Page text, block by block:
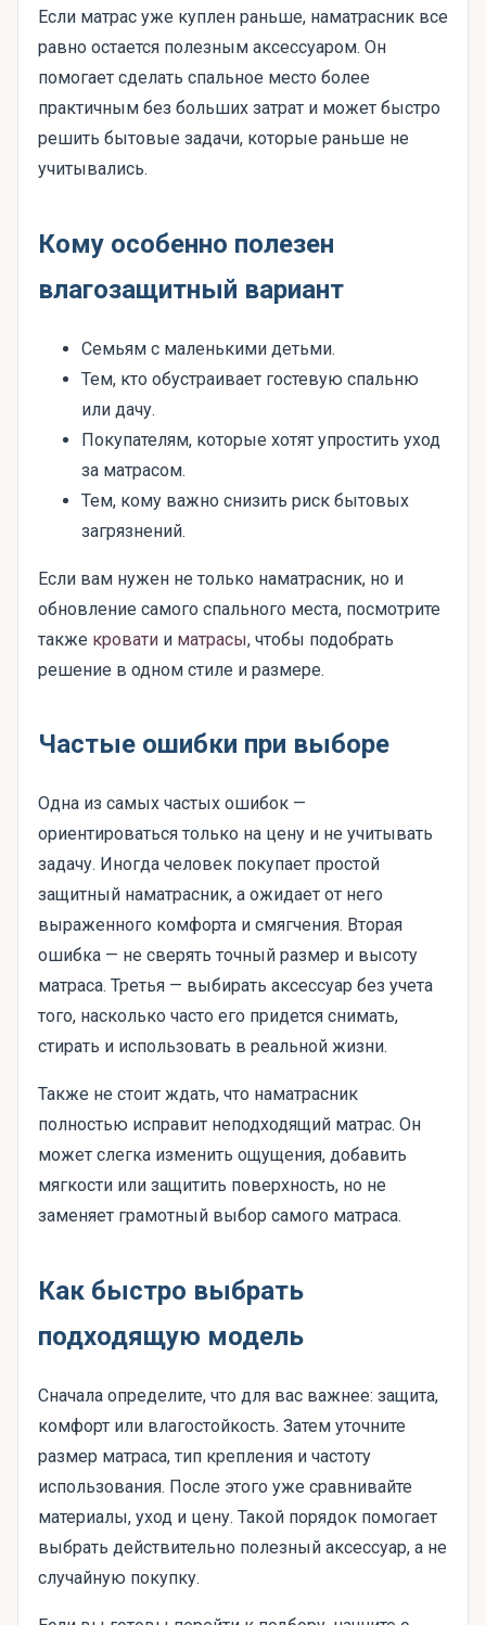
Если матрас уже куплен раньше, наматрасник все
равно остается полезным аксессуаром. Он
помогает сделать спальное место более
практичным без больших затрат и может быстро
решить бытовые задачи, которые раньше не
учитывались.
Кому особенно полезен
влагозащитный вариант
Семьям с маленькими детьми.
Тем, кто обустраивает гостевую спальню
или дачу.
Покупателям, которые хотят упростить уход
за матрасом.
Тем, кому важно снизить риск бытовых
загрязнений.
Если вам нужен не только наматрасник, но и
обновление самого спального места, посмотрите
также кровати и матрасы, чтобы подобрать
решение в одном стиле и размере.
Частые ошибки при выборе
Одна из самых частых ошибок —
ориентироваться только на цену и не учитывать
задачу. Иногда человек покупает простой
защитный наматрасник, а ожидает от него
выраженного комфорта и смягчения. Вторая
ошибка — не сверять точный размер и высоту
матраса. Третья — выбирать аксессуар без учета
того, насколько часто его придется снимать,
стирать и использовать в реальной жизни.
Также не стоит ждать, что наматрасник
полностью исправит неподходящий матрас. Он
может слегка изменить ощущения, добавить
мягкости или защитить поверхность, но не
заменяет грамотный выбор самого матраса.
Как быстро выбрать
подходящую модель
Сначала определите, что для вас важнее: защита,
комфорт или влагостойкость. Затем уточните
размер матраса, тип крепления и частоту
использования. После этого уже сравнивайте
материалы, уход и цену. Такой порядок помогает
выбрать действительно полезный аксессуар, а не
случайную покупку.